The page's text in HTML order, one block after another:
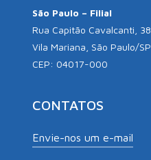
São Paulo – Filial
Rua Capitão Cavalcanti, 38
Vila Mariana, São Paulo/SP
CEP: 04017-000
CONTATOS
Envie-nos um e-mail